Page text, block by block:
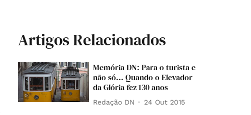
Artigos Relacionados
Memória DN: Para o turista e
não só... Quando o Elevador
da Glória fez 130 anos
Redação DN 24 Out 2015